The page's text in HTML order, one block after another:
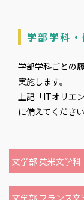
学部学科
学部学科ごとの
実施します。
上記「ITオリエ
に備えてください
文学部 英米文学科
文学部 フランス文